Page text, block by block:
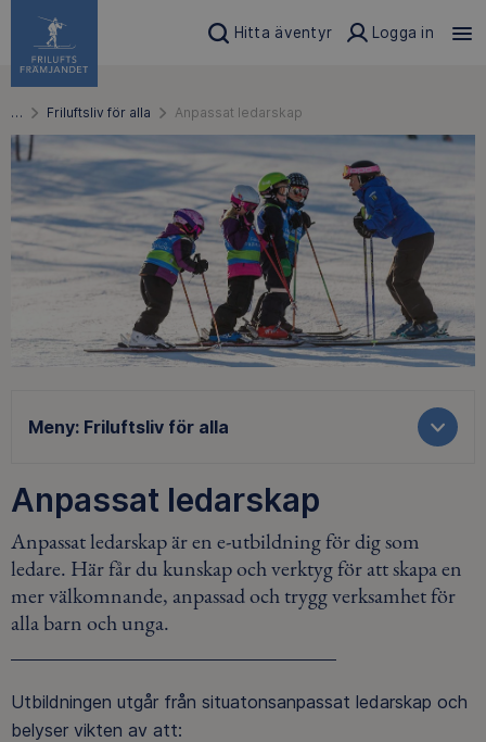
Hitta äventyr Logga in
… Friluftsliv för alla Anpassat ledarskap
Meny: Friluftsliv för alla
Anpassat ledarskap
Anpassat ledarskap är en e-utbildning för dig som
ledare. Här får du kunskap och verktyg för att skapa en
mer välkomnande, anpassad och trygg verksamhet för
alla barn och unga.
Utbildningen utgår från situatonsanpassat ledarskap och
belyser vikten av att: